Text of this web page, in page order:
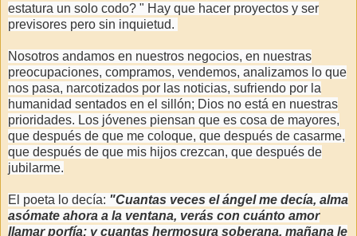
estatura un solo codo? " Hay que hacer proyectos y ser
previsores pero sin inquietud.
Nosotros andamos en nuestros negocios, en nuestras
preocupaciones, compramos, vendemos, analizamos lo que
nos pasa, narcotizados por las noticias, sufriendo por la
humanidad sentados en el sillón; Dios no está en nuestras
prioridades. Los jóvenes piensan que es cosa de mayores,
que después de que me coloque, que después de casarme,
que después de que mis hijos crezcan, que después de
jubilarme.
El poeta lo decía: "Cuantas veces el ángel me decía, alma
asómate ahora a la ventana, verás con cuánto amor
llamar porfía; y cuantas hermosura soberana, mañana le